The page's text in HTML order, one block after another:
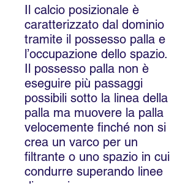
Il calcio posizionale è
caratterizzato dal dominio
tramite il possesso palla e
l’occupazione dello spazio.
Il possesso palla non è
eseguire più passaggi
possibili sotto la linea della
palla ma muovere la palla
velocemente finché non si
crea un varco per un
filtrante o uno spazio in cui
condurre superando linee
di pressione.